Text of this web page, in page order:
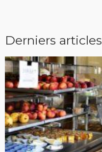
Derniers articles